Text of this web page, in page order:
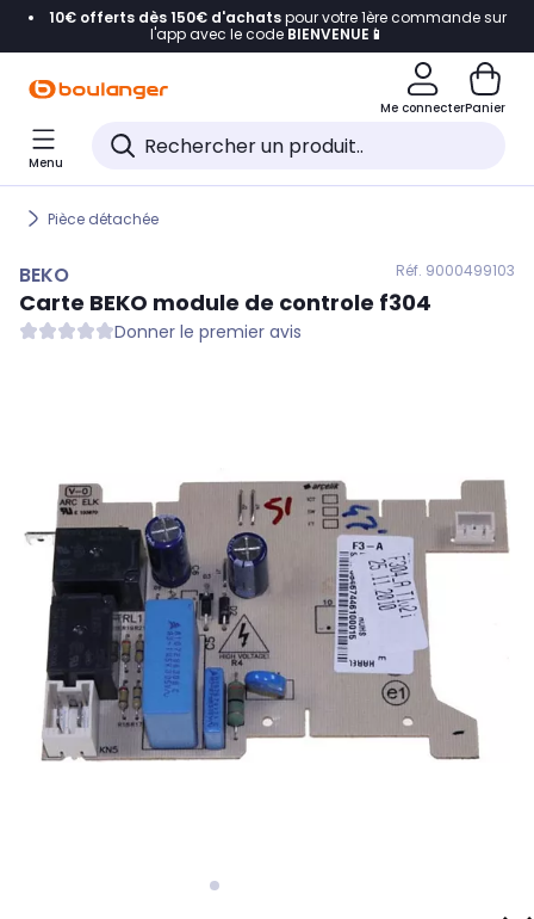
Accéder directement à la navigation
Accéder directement au pied de page
Accéder directement au chatbot
10€ offerts dès 150€ d'achatspour votre 1ère commande sur
l'app avec le code BIENVENUE📱
Me connecterPanier
Menu
Pièce détachée
BEKO Réf. 9000499103
Carte BEKO module de controle f304
Donner le premier avis